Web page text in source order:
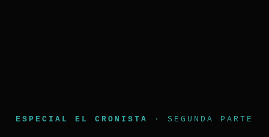
ESPECIAL EL CRONISTA · SEGUNDA PARTE